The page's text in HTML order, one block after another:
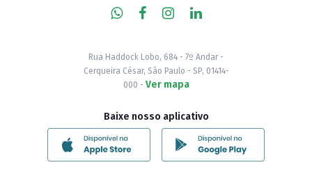
Rua Haddock Lobo, 684 - 7º Andar -
Cerqueira César, São Paulo - SP, 01414-
000 - Ver mapa
Baixe nosso aplicativo